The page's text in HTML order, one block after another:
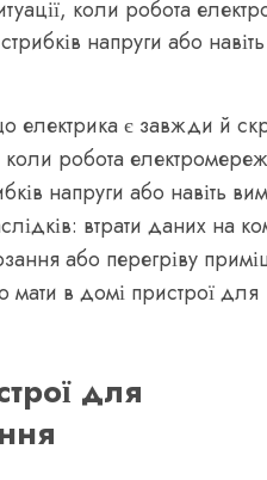
коли робота
напруги або навіть
електрика є завжди й
коли робота
напруги або навіть
втрати даних на
або перегріву
мати в домі пристрої для
для